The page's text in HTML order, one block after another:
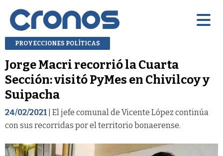
PROYECCIONES POLÍTICAS
Jorge Macri recorrió la Cuarta
Sección: visitó PyMes en Chivilcoy y
Suipacha
24/02/2021 | El jefe comunal de Vicente López continúa
con sus recorridas por el territorio bonaerense.